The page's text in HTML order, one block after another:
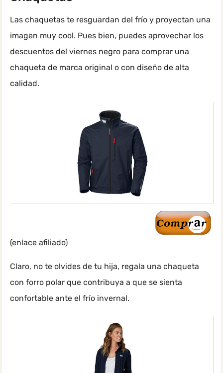
Las chaquetas te resguardan del frío y proyectan una
imagen muy cool. Pues bien, puedes aprovechar los
descuentos del viernes negro para comprar una
chaqueta de marca original o con diseño de alta
calidad.
(enlace afiliado)
Claro, no te olvides de tu hija, regala una chaqueta
con forro polar que contribuya a que se sienta
confortable ante el frío invernal.